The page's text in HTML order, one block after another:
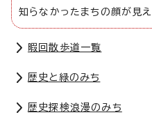
知らなかったまちの顔が見え
暇回散歩道一覧
歴史と緑のみち
歴史探検浪漫のみち